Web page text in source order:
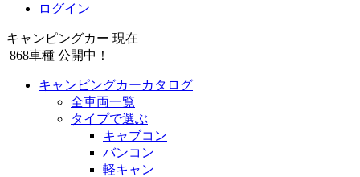
ログイン
キャンピングカー 現在
868車種 公開中！
キャンピングカーカタログ
全車両一覧
タイプで選ぶ
キャブコン
バンコン
軽キャン